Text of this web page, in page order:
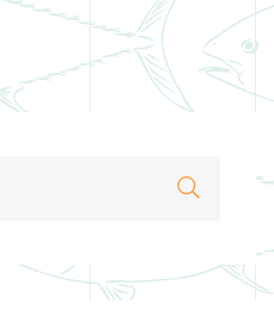
Search